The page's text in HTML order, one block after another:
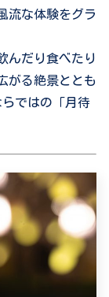
流な体験をグラ
んだり食べたり
がる絶景ととも
ではの「月待